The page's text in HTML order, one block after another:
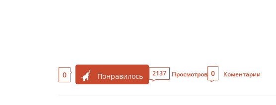
0 Понравилось 2137 Просмотров 0 Коментарии